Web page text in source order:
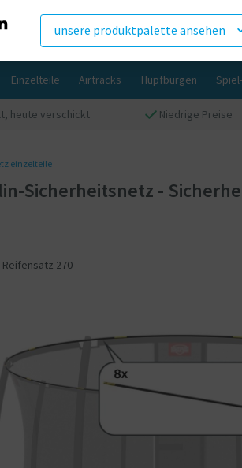
unsere produktpalette ansehen
Einzelteile Airtracks Hüpfburgen
heute verschickt Niedrige Preise
einzelteile
Sicherheitsnetz -
Reifensatz 270